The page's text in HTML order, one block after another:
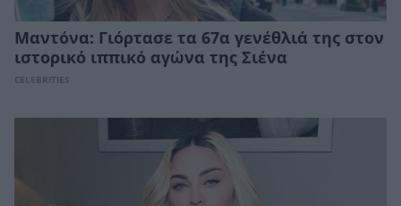
Μαντόνα: Γιόρτασε τα 67α γενέθλιά της στον
ιστορικό ιππικό αγώνα της Σιένα
CELEBRITIES